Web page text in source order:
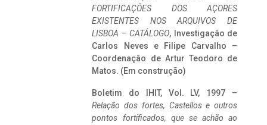
FORTIFICAÇÕES DOS AÇORES
EXISTENTES NOS ARQUIVOS DE
LISBOA – CATÁLOGO, Investigação de
Carlos Neves e Filipe Carvalho –
Coordenação de Artur Teodoro de
Matos. (Em construção)
Boletim do IHIT, Vol. LV, 1997 –
Relação dos fortes, Castellos e outros
pontos fortificados, que se achão ao